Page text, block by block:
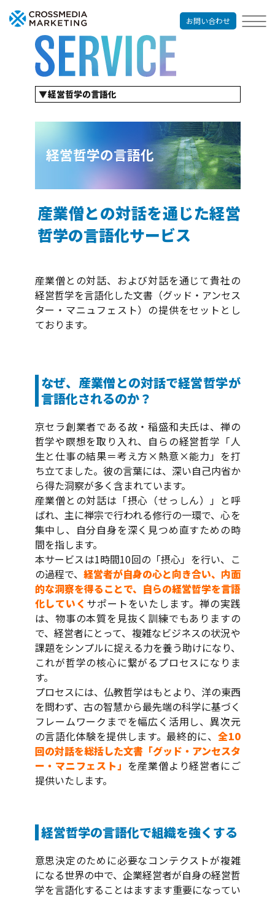
お問い合わせ
経営哲学の言語化
コンテンツマーケティングサービス
出版プロモーション
オウンドメディア制作
パンフレット制作
産業僧との対話を通じた経営
哲学の言語化サービス
産業僧との対話、および対話を通じて貴社の
経営哲学を言語化した文書（グッド・アンセス
ター・マニュフェスト）の提供をセットとし
ております。
なぜ、産業僧との対話で経営哲学が
言語化されるのか？
京セラ創業者である故・稲盛和夫氏は、禅の
哲学や瞑想を取り入れ、自らの経営哲学「人
生と仕事の結果＝考え方×熱意×能力」を打
ち立てました。彼の言葉には、深い自己内省か
ら得た洞察が多く含まれています。
産業僧との対話は「摂心（せっしん）」と呼
ばれ、主に禅宗で行われる修行の一環で、心を
集中し、自分自身を深く見つめ直すための時
間を指します。
本サービスは1時間10回の「摂心」を行い、こ
の過程で、 経営者が自身の心と向き合い、内面
的な洞察を得ることで、自らの経営哲学を言語
化していく サポートをいたします。禅の実践
は、物事の本質を見抜く訓練でもありますの
で、経営者にとって、複雑なビジネスの状況や
課題をシンプルに捉える力を養う助けになり、
これが哲学の核心に繋がるプロセスになりま
す。
プロセスには、仏教哲学はもとより、洋の東西
を問わず、古の智慧から最先端の科学に基づく
フレームワークまでを幅広く活用し、異次元
の言語化体験を提供します。最終的に、 全10
回の対話を総括した文書「グッド・アンセスタ
ー・マニフェスト」 を産業僧より経営者にご
提供いたします。
経営哲学の言語化で組織を強くする
意思決定のために必要なコンテクストが複雑
になる世界の中で、企業経営者が自身の経営哲
学を言語化することはますます重要になってい